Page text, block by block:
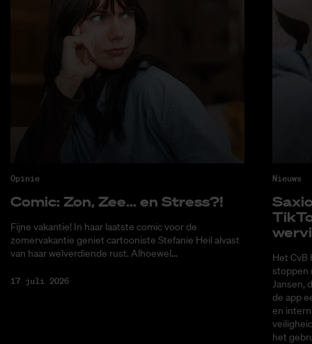
Opinie
Co­mic: Zon, Zee... en Stress?!
Fijne vakantie! In haar laatste comic voor de
zomervakantie geniet cartooniste Stefanie Heil alvast
van haar welverdiende rust. Alhoewel...
17 juli 2026
Nieuws
Het CvB
stoppen
Jansen,
de app
en
het